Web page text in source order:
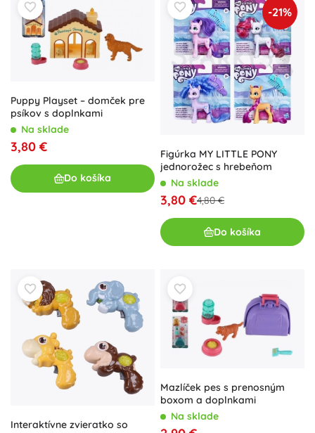
Puppy Playset – domček pre
psíkov s doplnkami
Na sklade
3,80 €
Do košíka
-21%
Figúrka MY LITTLE PONY
jednorožec s hrebeňom
Na sklade
3,80 €4,80 €
Do košíka
Interaktívne zvieratko so
Mazlíček pes s prenosným
boxom a doplnkami
Na sklade